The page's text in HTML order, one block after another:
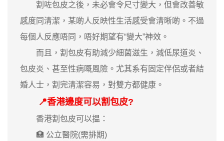
割咗包皮之後，未必會令尺寸變大，但會改善敏
感度同清潔，某啲人反映性生活感受會清晰啲。不過
每個人反應唔同，唔好期望有“變大”神效。
而且，割包皮有助減少細菌滋生，減低尿道炎、
包皮炎、甚至性病嘅風險。尤其系有固定伴侶或者結
婚人士，割完清潔容易，對雙方都健康。
📍香港邊度可以割包皮?
香港割包皮可以揾：
🏥 公立醫院(需排期)